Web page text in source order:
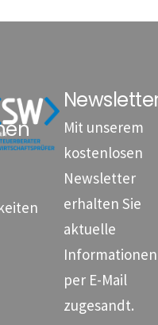
Mit unserem
kostenlosen
Newsletter
erhalten Sie
aktuelle
Informationen
per E-Mail
zugesandt.